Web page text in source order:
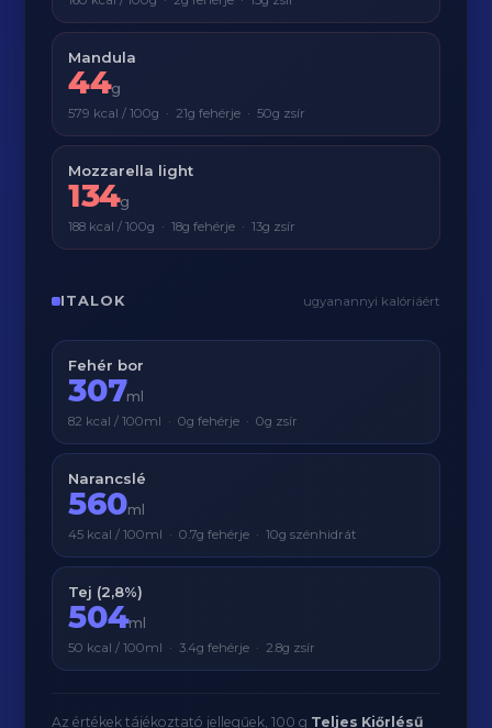
Mandula
44g
579 kcal / 100g · 21g fehérje · 50g zsír
Mozzarella light
134g
188 kcal / 100g · 18g fehérje · 13g zsír
ITALOK ugyanannyi kalóriáért
Fehér bor
307ml
82 kcal / 100ml · 0g fehérje · 0g zsír
Narancslé
560ml
45 kcal / 100ml · 0.7g fehérje · 10g szénhidrát
Tej (2,8%)
504ml
50 kcal / 100ml · 3.4g fehérje · 2.8g zsír
Az értékek tájékoztató jellegűek, 100 g Teljes Kiőrlésű